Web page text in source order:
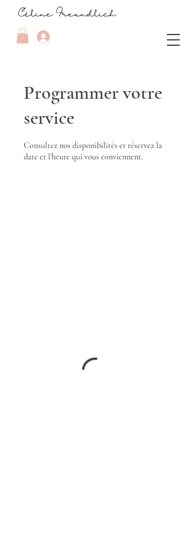
Programmer votre
service
Consultez nos disponibilités et réservez la
date et l'heure qui vous conviennent.